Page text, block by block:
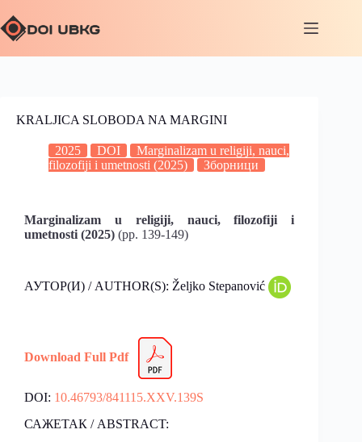
KRALJICA SLOBODA NA MARGINI
2025 DOI
Marginalizam u religiji, nauci,
filozofiji i umetnosti (2025)
Зборници
Marginalizam u religiji, nauci, filozofiji i
umetnosti (2025) (pp. 139-149)
АУТОР(И) / AUTHOR(S): Željko Stepanović
Download Full Pdf
DOI: 10.46793/841115.XXV.139S
САЖЕТАК / ABSTRACT: